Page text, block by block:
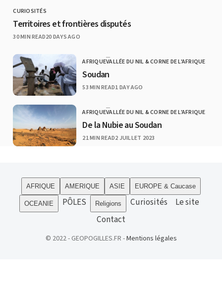
CATEGORY
CURIOSITÉS
Territoires et frontières disputés
30 MIN READPUBLISHED
20 DAYS AGO
CATEGORY
AFRIQUEVALLÉE DU NIL & CORNE DE L'AFRIQUE
Soudan
53 MIN READPUBLISHED
1 DAY AGO
CATEGORY
AFRIQUEVALLÉE DU NIL & CORNE DE L'AFRIQUE
De la Nubie au Soudan
21 MIN READPUBLISHED
2 JUILLET 2023
AFRIQUE AMERIQUE ASIE EUROPE & Caucase
OCEANIE PÔLES Religions Curiosités
Le site
Contact
© 2022 - GEOPOGILLES.FR -Mentions légales